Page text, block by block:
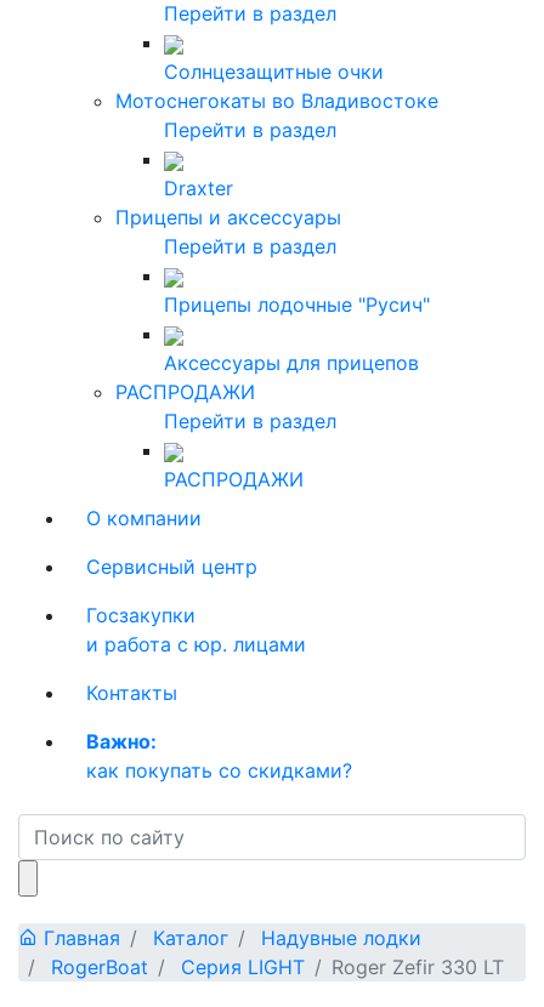
Перейти в раздел
Солнцезащитные очки
Мотоснегокаты во Владивостоке
Перейти в раздел
Draxter
Прицепы и аксессуары
Перейти в раздел
Прицепы лодочные "Русич"
Аксессуары для прицепов
РАСПРОДАЖИ
Перейти в раздел
РАСПРОДАЖИ
О компании
Сервисный центр
Госзакупки
и работа с юр. лицами
Контакты
Важно:
как покупать со скидками?
Главная Каталог
Надувные лодки
RogerBoat
Серия LIGHT Roger Zefir 330 LT